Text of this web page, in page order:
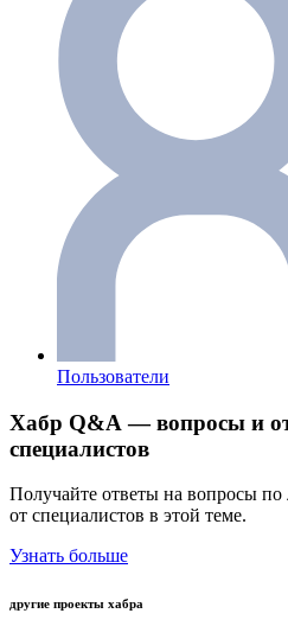
Пользователи
Хабр Q&A — вопросы и
специалистов
Получайте ответы на вопросы
от специалистов в этой теме.
Узнать больше
другие проекты хабра